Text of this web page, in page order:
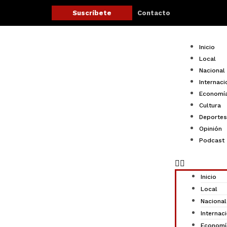
contenido
Suscríbete Contacto
Inicio
Local
Nacional
Cultura
Deportes
Opinión
Podcast
Menu
Inicio
Local
Nacional